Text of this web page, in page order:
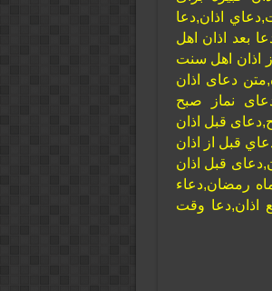
اذان,دعا
بعد اذان اهل
اذان اهل سنت
دعای اذان
نماز صبح
قبل اذان
قبل از اذان
قبل اذان
رمضان,دعاء
اذان,دعا وقت